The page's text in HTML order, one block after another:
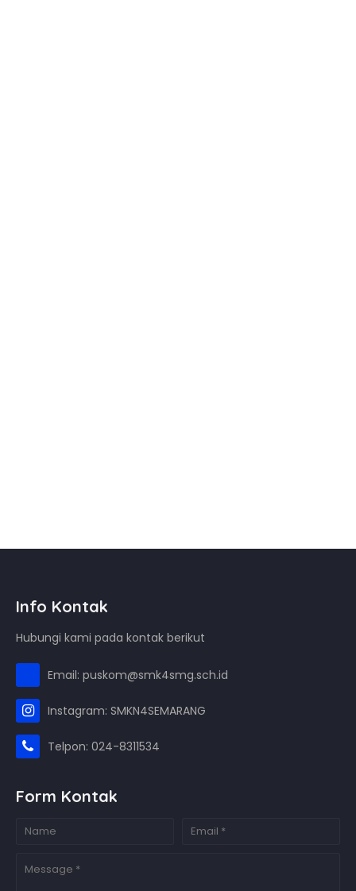
Info Kontak
Hubungi kami pada kontak berikut
Email: puskom@smk4smg.sch.id
Instagram: SMKN4SEMARANG
Telpon: 024-8311534
Form Kontak